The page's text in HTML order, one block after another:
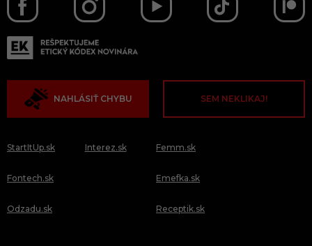
NAHLÁSIŤ CHYBU SEM NEKLIKAJ!
StartItUp.sk
Fontech.sk
Odzadu.sk
Interez.sk Femm.sk
Emefka.sk
Receptik.sk